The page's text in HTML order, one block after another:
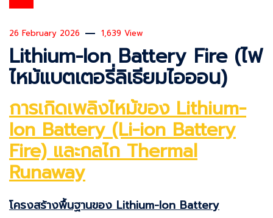
26 February 2026 1,639 View
Lithium-Ion Battery Fire (ไฟ
ไหม้แบตเตอรี่ลิเธียมไอออน)
การเกิดเพลิงไหม้ของ Lithium-
Ion Battery (Li-ion Battery
Fire)และกลไก Thermal
Runaway
โครงสร้างพื้นฐานของ Lithium-Ion Battery